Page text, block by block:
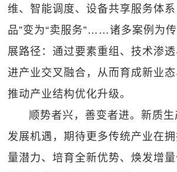
维、智能调度、设备共享服务体
品”变为“卖服务”……诸多案例为
展路径：通过要素重组、技术渗
进产业交叉融合，从而育成新业
推动产业结构优化升级。
顺势者兴，善变者进。新质
发展机遇，期待更多传统产业在
量潜力、培育全新优势、焕发增